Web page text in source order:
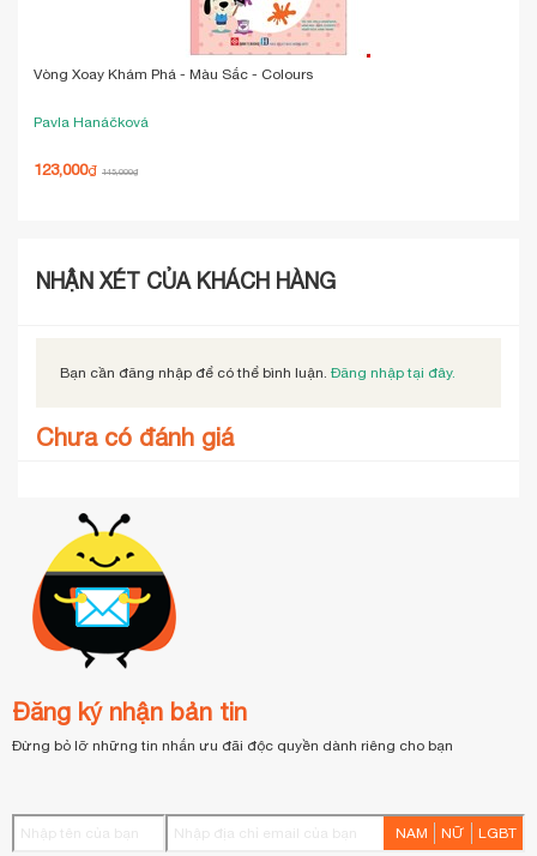
Vòng Xoay Khám Phá - Màu Sắc - Colours
Pavla Hanáčková
123,000₫ 145,000₫
NHẬN XÉT CỦA KHÁCH HÀNG
Bạn cần đăng nhập để có thể bình luận. Đăng nhập tại đây.
Chưa có đánh giá
Đăng ký nhận bản tin
Đừng bỏ lỡ những tin nhắn ưu đãi độc quyền dành riêng cho bạn
NAM NỮ LGBT